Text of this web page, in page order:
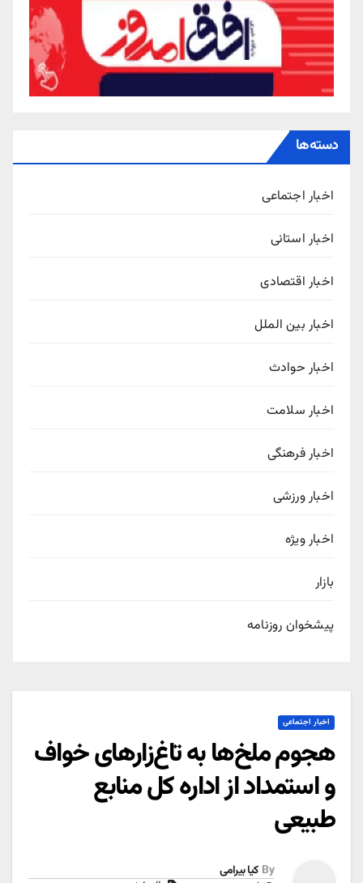
دسته‌ها
اخبار اجتماعی
اخبار استانی
اخبار اقتصادی
اخبار بین الملل
اخبار حوادث
اخبار سلامت
اخبار فرهنگی
اخبار ورزشی
اخبار ویژه
بازار
پیشخوان روزنامه
اخبار اجتماعی
هجوم ملخ‌ها به تاغ‌زارهای خواف
و استمداد از اداره کل منابع
طبیعی
By کیا بیرامی